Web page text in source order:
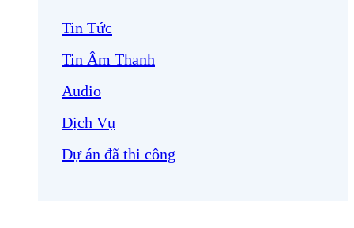
Tin Tức
Tin Âm Thanh
Audio
Dịch Vụ
Dự án đã thi công